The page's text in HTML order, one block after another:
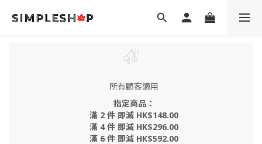
所有顧客適用
指定商品：
滿 2 件 即減 HK$148.00
滿 4 件 即減 HK$296.00
滿 6 件 即減 HK$592.00